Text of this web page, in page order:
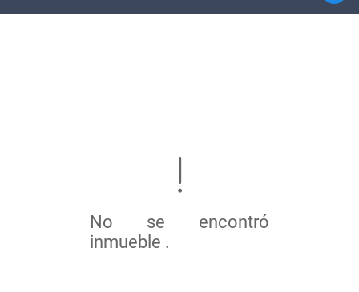
No se encontró
inmueble .